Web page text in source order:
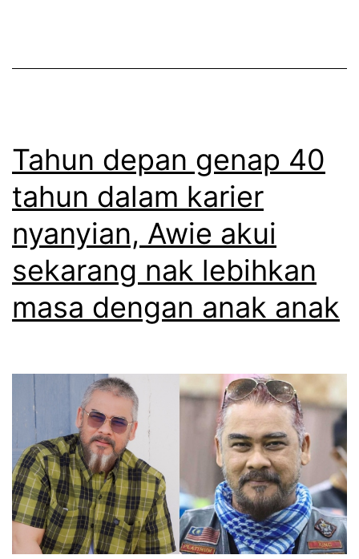
k
e
t
a
m
e
d
i
k
e
u
Tahun depan genap 40
tahun dalam karier
nyanyian, Awie akui
sekarang nak lebihkan
masa dengan anak anak